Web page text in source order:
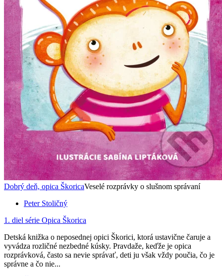
Dobrý deň, opica ŠkoricaVeselé rozprávky o slušnom správaní
Peter Stoličný
1. diel série Opica Škorica
Detská knižka o neposednej opici Škorici, ktorá ustavične čaruje a
vyvádza rozličné nezbedné kúsky. Pravdaže, keďže je opica
rozprávková, často sa nevie správať, deti ju však vždy poučia, čo je
správne a čo nie...